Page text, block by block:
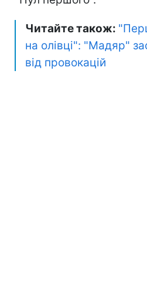
Читайте також:
на олівці": "Мадяр"
від провокацій